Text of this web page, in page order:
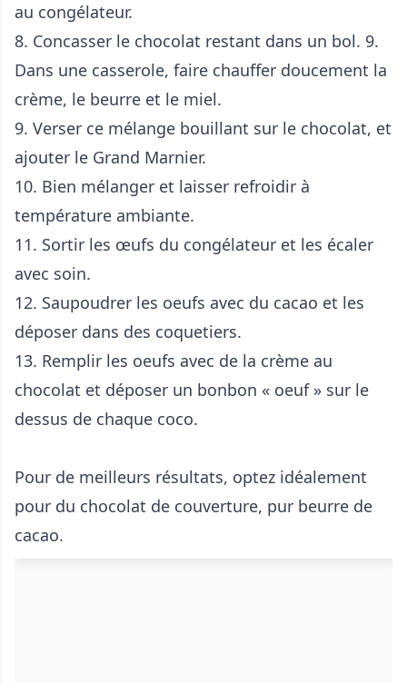
au congélateur.
8. Concasser le chocolat restant dans un bol. 9.
Dans une casserole, faire chauffer doucement la
crème, le beurre et le miel.
9. Verser ce mélange bouillant sur le chocolat, et
ajouter le Grand Marnier.
10. Bien mélanger et laisser refroidir à
température ambiante.
11. Sortir les œufs du congélateur et les écaler
avec soin.
12. Saupoudrer les oeufs avec du cacao et les
déposer dans des coquetiers.
13. Remplir les oeufs avec de la crème au
chocolat et déposer un bonbon « oeuf » sur le
dessus de chaque coco.
Pour de meilleurs résultats, optez idéalement
pour du chocolat de couverture, pur beurre de
cacao.